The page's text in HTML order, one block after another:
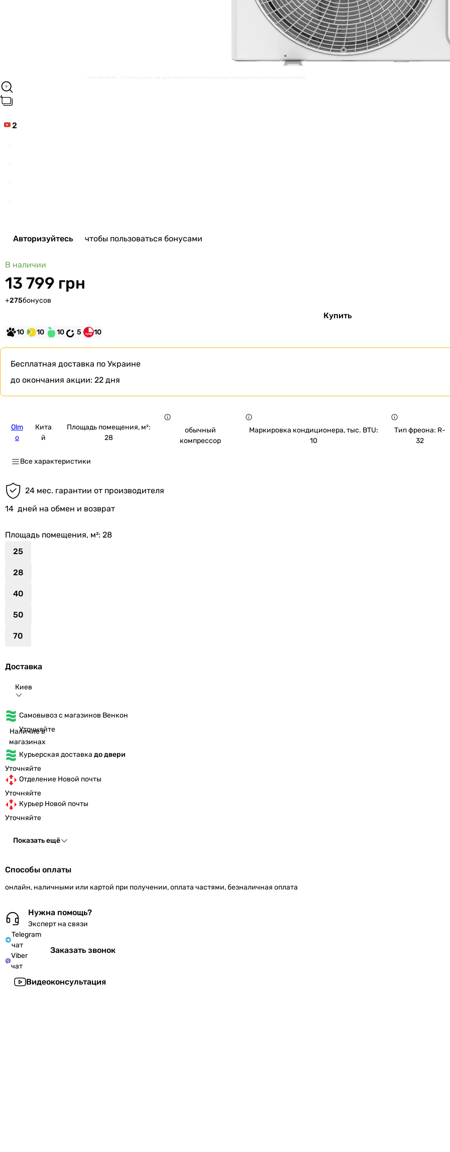
2
Авторизуйтесь чтобы пользоваться бонусами
В наличии
13 799 грн
+275бонусов
Купить
10 10 10 5 10
Бесплатная доставка по Украине
до окончания акции: 22 дня
Olm
o
Кита
й
Площадь помещения, м²:
28
обычный
компрессор
Маркировка кондиционера, тыс. BTU:
10
Тип фреона: R-
32
Все характеристики
24 мес. гарантии от производителя
14 дней на обмен и возврат
Площадь помещения, м²: 28
25
28
40
50
70
Доставка
Киев
Самовывоз с магазинов Венкон
Наличие в
магазинах
Уточняйте
Курьерская доставка до двери
Уточняйте
Отделение Новой почты
Уточняйте
Курьер Новой почты
Уточняйте
Показать ещё
Способы оплаты
онлайн, наличными или картой при получении, оплата частями, безналичная оплата
Нужна помощь?
Эксперт на связи
Telegram
чат
Viber
чат
Заказать звонок
Видеоконсультация